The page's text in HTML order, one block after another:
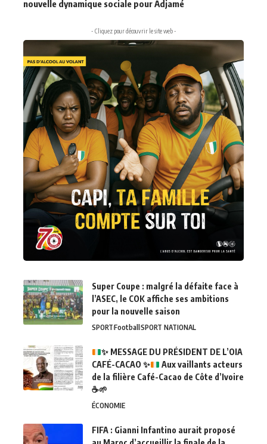
nouvelle dynamique sociale pour Adjamé
- Cliquez pour découvrir le site web -
Super Coupe : malgré la défaite face à
l’ASEC, le COK affiche ses ambitions
pour la nouvelle saison
SPORTFootballSPORT NATIONAL
✨MESSAGE DU PRÉSIDENT DE L’OIA
CAFÉ-CACAO ✨
Aux vaillants acteurs
de la filière Café-Cacao de Côte d’Ivoire
☕🌱
ÉCONOMIE
FIFA : Gianni Infantino aurait proposé